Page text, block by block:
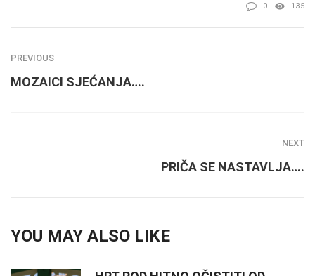
0 135
PREVIOUS
MOZAICI SJEĆANJA….
NEXT
PRIČA SE NASTAVLJA….
YOU MAY ALSO LIKE